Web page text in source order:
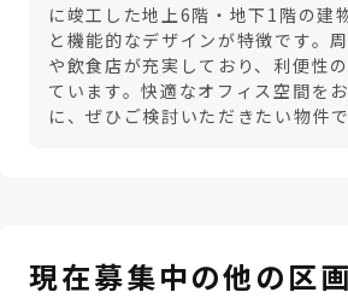
に竣工した地上6階・地下1階の建
と機能的なデザインが特徴です。
や飲食店が充実しており、利便性
ています。快適なオフィス空間を
に、ぜひご検討いただきたい物件で
現在募集中の他の区画